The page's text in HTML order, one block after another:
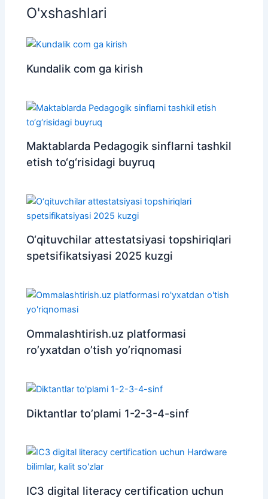
O'xshashlari
Kundalik com ga kirish
Maktablarda Pedagogik sinflarni tashkil
etish to‘g‘risidagi buyruq
O‘qituvchilar attestatsiyasi topshiriqlari
spetsifikatsiyasi 2025 kuzgi
Ommalashtirish.uz platformasi
ro’yxatdan o’tish yo’riqnomasi
Diktantlar to’plami 1-2-3-4-sinf
IC3 digital literacy certification uchun